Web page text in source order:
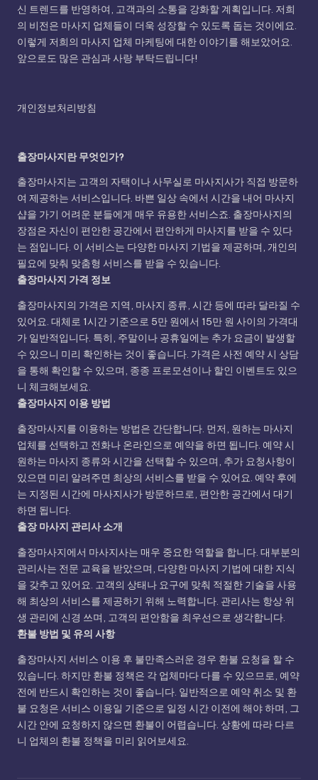
신 트렌드를 반영하여, 고객과의 소통을 강화할 계획입니다. 저희
의 비전은 마사지 업체들이 더욱 성장할 수 있도록 돕는 것이에요.
이렇게 저희의 마사지 업체 마케팅에 대한 이야기를 해보았어요.
앞으로도 많은 관심과 사랑 부탁드립니다!
개인정보처리방침
출장마사지란 무엇인가?
출장마사지는 고객의 자택이나 사무실로 마사지사가 직접 방문하
여 제공하는 서비스입니다. 바쁜 일상 속에서 시간을 내어 마사지
샵을 가기 어려운 분들에게 매우 유용한 서비스죠. 출장마사지의
장점은 자신이 편안한 공간에서 편안하게 마사지를 받을 수 있다
는 점입니다. 이 서비스는 다양한 마사지 기법을 제공하며, 개인의
필요에 맞춰 맞춤형 서비스를 받을 수 있습니다.
출장마사지 가격 정보
출장마사지의 가격은 지역, 마사지 종류, 시간 등에 따라 달라질 수
있어요. 대체로 1시간 기준으로 5만 원에서 15만 원 사이의 가격대
가 일반적입니다. 특히, 주말이나 공휴일에는 추가 요금이 발생할
수 있으니 미리 확인하는 것이 좋습니다. 가격은 사전 예약 시 상담
을 통해 확인할 수 있으며, 종종 프로모션이나 할인 이벤트도 있으
니 체크해보세요.
출장마사지 이용 방법
출장마사지를 이용하는 방법은 간단합니다. 먼저, 원하는 마사지
업체를 선택하고 전화나 온라인으로 예약을 하면 됩니다. 예약 시
원하는 마사지 종류와 시간을 선택할 수 있으며, 추가 요청사항이
있으면 미리 알려주면 최상의 서비스를 받을 수 있어요. 예약 후에
는 지정된 시간에 마사지사가 방문하므로, 편안한 공간에서 대기
하면 됩니다.
출장 마사지 관리사 소개
출장마사지에서 마사지사는 매우 중요한 역할을 합니다. 대부분의
관리사는 전문 교육을 받았으며, 다양한 마사지 기법에 대한 지식
을 갖추고 있어요. 고객의 상태나 요구에 맞춰 적절한 기술을 사용
해 최상의 서비스를 제공하기 위해 노력합니다. 관리사는 항상 위
생 관리에 신경 쓰며, 고객의 편안함을 최우선으로 생각합니다.
환불 방법 및 유의 사항
출장마사지 서비스 이용 후 불만족스러운 경우 환불 요청을 할 수
있습니다. 하지만 환불 정책은 각 업체마다 다를 수 있으므로, 예약
전에 반드시 확인하는 것이 좋습니다. 일반적으로 예약 취소 및 환
불 요청은 서비스 이용일 기준으로 일정 시간 이전에 해야 하며, 그
시간 안에 요청하지 않으면 환불이 어렵습니다. 상황에 따라 다르
니 업체의 환불 정책을 미리 읽어보세요.